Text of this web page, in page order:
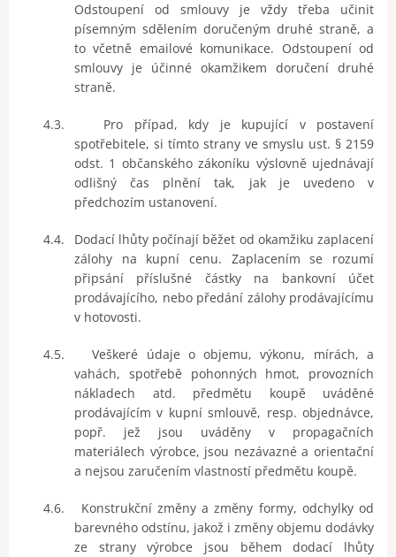
Odstoupení od smlouvy je vždy třeba učinit
písemným sdělením doručeným druhé straně, a
to včetně emailové komunikace. Odstoupení od
smlouvy je účinné okamžikem doručení druhé
straně.
4.3.
Pro případ, kdy je kupující v postavení
spotřebitele, si tímto strany ve smyslu ust. § 2159
odst. 1 občanského zákoníku výslovně ujednávají
odlišný čas plnění tak, jak je uvedeno v
předchozím ustanovení.
4.4.
Dodací lhůty počínají běžet od okamžiku zaplacení
zálohy na kupní cenu. Zaplacením se rozumí
připsání příslušné částky na bankovní účet
prodávajícího, nebo předání zálohy prodávajícímu
v hotovosti.
4.5.
Veškeré údaje o objemu, výkonu, mírách, a
vahách, spotřebě pohonných hmot, provozních
nákladech atd. předmětu koupě uváděné
prodávajícím v kupní smlouvě, resp. objednávce,
popř. jež jsou uváděny v propagačních
materiálech výrobce, jsou nezávazné a orientační
a nejsou zaručením vlastností předmětu koupě.
4.6.
Konstrukční změny a změny formy, odchylky od
barevného odstínu, jakož i změny objemu dodávky
ze strany výrobce jsou během dodací lhůty